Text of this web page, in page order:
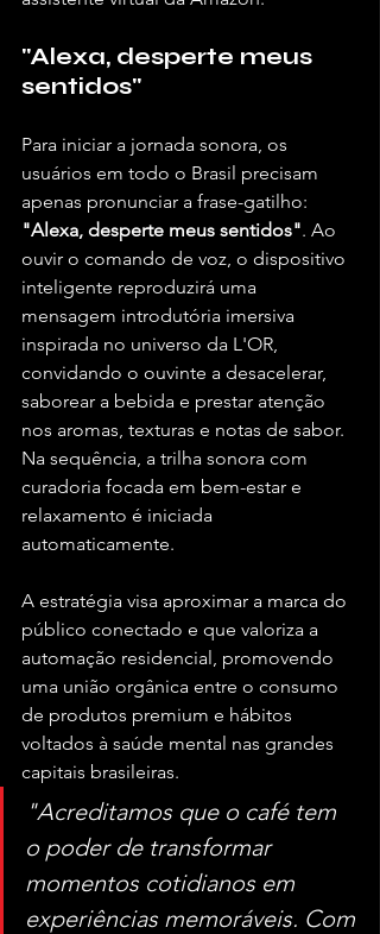
"Alexa, desperte meus
sentidos"
Para iniciar a jornada sonora, os
usuários em todo o Brasil precisam
apenas pronunciar a frase-gatilho:
"Alexa, desperte meus sentidos". Ao
ouvir o comando de voz, o dispositivo
inteligente reproduzirá uma
mensagem introdutória imersiva
inspirada no universo da L'OR,
convidando o ouvinte a desacelerar,
saborear a bebida e prestar atenção
nos aromas, texturas e notas de sabor.
Na sequência, a trilha sonora com
curadoria focada em bem-estar e
relaxamento é iniciada
automaticamente.
A estratégia visa aproximar a marca do
público conectado e que valoriza a
automação residencial, promovendo
uma união orgânica entre o consumo
de produtos premium e hábitos
voltados à saúde mental nas grandes
capitais brasileiras.
"Acreditamos que o café tem
o poder de transformar
momentos cotidianos em
experiências memoráveis. Com